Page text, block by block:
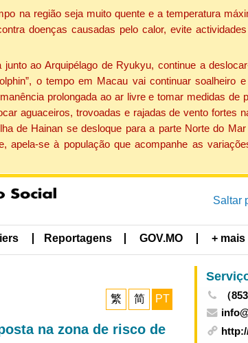
na região seja muito quente e a temperatura
doenças causadas pelo calor, evite
ao Arquipélago de Ryukyu, continue a
o tempo em Macau vai continuar soalheiro
prolongada ao ar livre e tomar medidas de
aguaceiros, trovoadas e rajadas de vento fortes
de Hainan se desloque para a parte Norte do
se à população que acompanhe as
Saltar
Reportagens GOV.MO + mais
繁 简 PT
na zona de risco de
（